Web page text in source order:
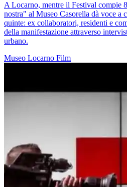
A Locarno, mentre il Festival compie
nostra" al Museo Casorella dà voce a
quinte: ex collaboratori, residenti e
della manifestazione attraverso
urbano.
Museo Locarno Film